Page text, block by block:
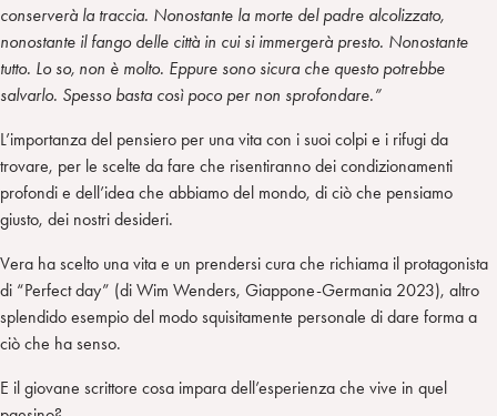
conserverà la traccia. Nonostante la morte del padre alcolizzato,
nonostante il fango delle città in cui si immergerà presto. Nonostante
tutto. Lo so, non è molto. Eppure sono sicura che questo potrebbe
salvarlo. Spesso basta così poco per non sprofondare.”
L’importanza del pensiero per una vita con i suoi colpi e i rifugi da
trovare, per le scelte da fare che risentiranno dei condizionamenti
profondi e dell’idea che abbiamo del mondo, di ciò che pensiamo
giusto, dei nostri desideri.
Vera ha scelto una vita e un prendersi cura che richiama il protagonista
di “Perfect day” (di Wim Wenders, Giappone-Germania 2023), altro
splendido esempio del modo squisitamente personale di dare forma a
ciò che ha senso.
E il giovane scrittore cosa impara dell’esperienza che vive in quel